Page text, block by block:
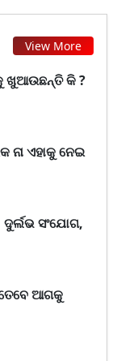
View More
ଖୁଆଉଛନ୍ତି କି ?
ନା ଏହାକୁ ନେଇ
ସଂଯୋଗ,
ଆଗକୁ